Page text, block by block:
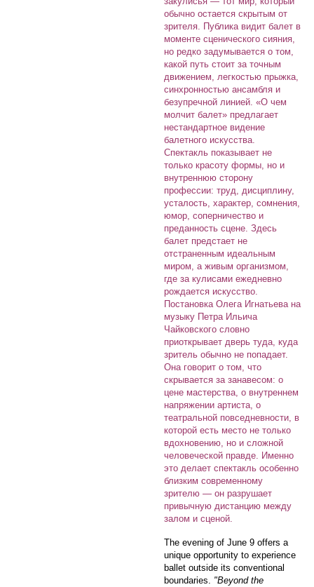
обычно остается скрытым от
зрителя. Публика видит балет в
моменте сценического сияния,
но редко задумывается о том,
какой путь стоит за точным
движением, легкостью прыжка,
синхронностью ансамбля и
безупречной линией. «О чем
молчит балет» предлагает
нестандартное видение
балетного искусства.
Спектакль показывает не
только красоту формы, но и
внутреннюю сторону
профессии: труд, дисциплину,
усталость, характер, сомнения,
юмор, соперничество и
преданность сцене. Здесь
балет предстает не
отстраненным идеальным
миром, а живым организмом,
где за кулисами ежедневно
рождается искусство.
Постановка Олега Игнатьева на
музыку Петра Ильича
Чайковского словно
приоткрывает дверь туда, куда
зритель обычно не попадает.
Она говорит о том, что
скрывается за занавесом: о
цене мастерства, о внутреннем
напряжении артиста, о
театральной повседневности, в
которой есть место не только
вдохновению, но и сложной
человеческой правде. Именно
это делает спектакль особенно
близким современному
зрителю — он разрушает
привычную дистанцию между
залом и сценой.
The evening of June 9 offers a
unique opportunity to experience
ballet outside its conventional
boundaries. "Beyond the